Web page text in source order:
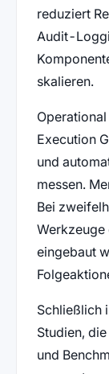
reduziert
Audit-
skalieren.
Execution
und
messen.
Bei
Werkzeuge
eingebaut
Schließlich
Studien,
und